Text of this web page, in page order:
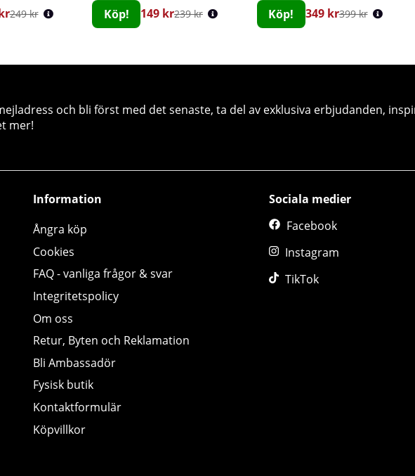
249 kr Köp! 149 kr239 kr Köp! 349 kr399 kr
och bli först med det senaste, ta del av exklusiva erbjudanden,
mer!
Information
Ångra köp
Cookies
FAQ - vanliga frågor & svar
Integritetspolicy
Om oss
Retur, Byten och Reklamation
Bli Ambassadör
Fysisk butik
Kontaktformulär
Köpvillkor
Sociala medier
Facebook
Instagram
TikTok